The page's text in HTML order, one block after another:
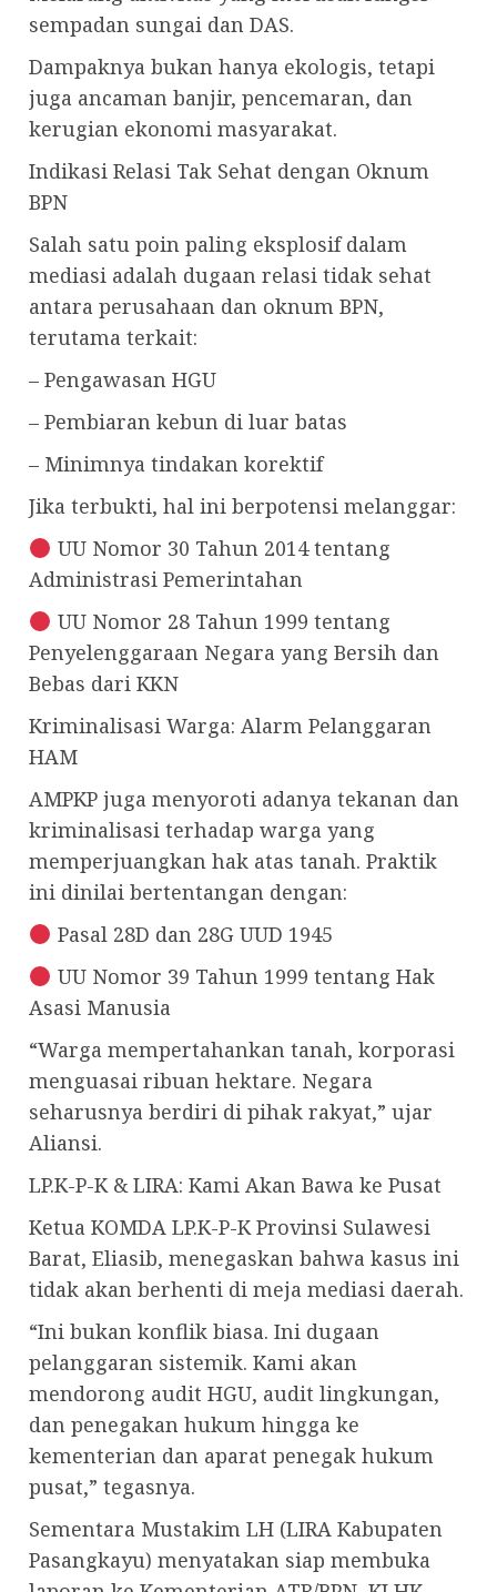
sempadan sungai dan DAS.
Dampaknya bukan hanya ekologis, tetapi
juga ancaman banjir, pencemaran, dan
kerugian ekonomi masyarakat.
Indikasi Relasi Tak Sehat dengan Oknum
BPN
Salah satu poin paling eksplosif dalam
mediasi adalah dugaan relasi tidak sehat
antara perusahaan dan oknum BPN,
terutama terkait:
– Pengawasan HGU
– Pembiaran kebun di luar batas
– Minimnya tindakan korektif
Jika terbukti, hal ini berpotensi melanggar:
UU Nomor 30 Tahun 2014 tentang
Administrasi Pemerintahan
UU Nomor 28 Tahun 1999 tentang
Penyelenggaraan Negara yang Bersih dan
Bebas dari KKN
Kriminalisasi Warga: Alarm Pelanggaran
HAM
AMPKP juga menyoroti adanya tekanan dan
kriminalisasi terhadap warga yang
memperjuangkan hak atas tanah. Praktik
ini dinilai bertentangan dengan:
Pasal 28D dan 28G UUD 1945
UU Nomor 39 Tahun 1999 tentang Hak
Asasi Manusia
“Warga mempertahankan tanah, korporasi
menguasai ribuan hektare. Negara
seharusnya berdiri di pihak rakyat,” ujar
Aliansi.
LP.K-P-K & LIRA: Kami Akan Bawa ke Pusat
Ketua KOMDA LP.K-P-K Provinsi Sulawesi
Barat, Eliasib, menegaskan bahwa kasus ini
tidak akan berhenti di meja mediasi daerah.
“Ini bukan konflik biasa. Ini dugaan
pelanggaran sistemik. Kami akan
mendorong audit HGU, audit lingkungan,
dan penegakan hukum hingga ke
kementerian dan aparat penegak hukum
pusat,” tegasnya.
Sementara Mustakim LH (LIRA Kabupaten
Pasangkayu) menyatakan siap membuka